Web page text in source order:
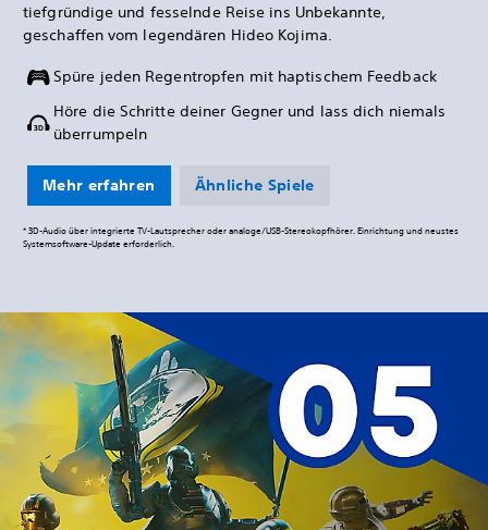
tiefgründige und fesselnde Reise ins Unbekannte,
geschaffen vom legendären Hideo Kojima.
Spüre jeden Regentropfen mit haptischem Feedback
Höre die Schritte deiner Gegner und lass dich niemals
überrumpeln
Mehr erfahren Ähnliche Spiele
* 3D-Audio über integrierte TV-Lautsprecher oder analoge/USB-Stereokopfhörer. Einrichtung und neustes
Systemsoftware-Update erforderlich.